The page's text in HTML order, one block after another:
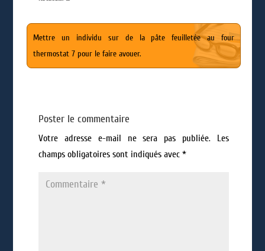
Mettre un individu sur de la pâte feuilletée au four
thermostat 7 pour le faire avouer.
Poster le commentaire
Votre adresse e-mail ne sera pas publiée.
Les
champs obligatoires sont indiqués avec *